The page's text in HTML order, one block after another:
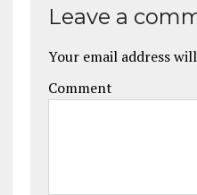
Leave a
Your email address
Comment